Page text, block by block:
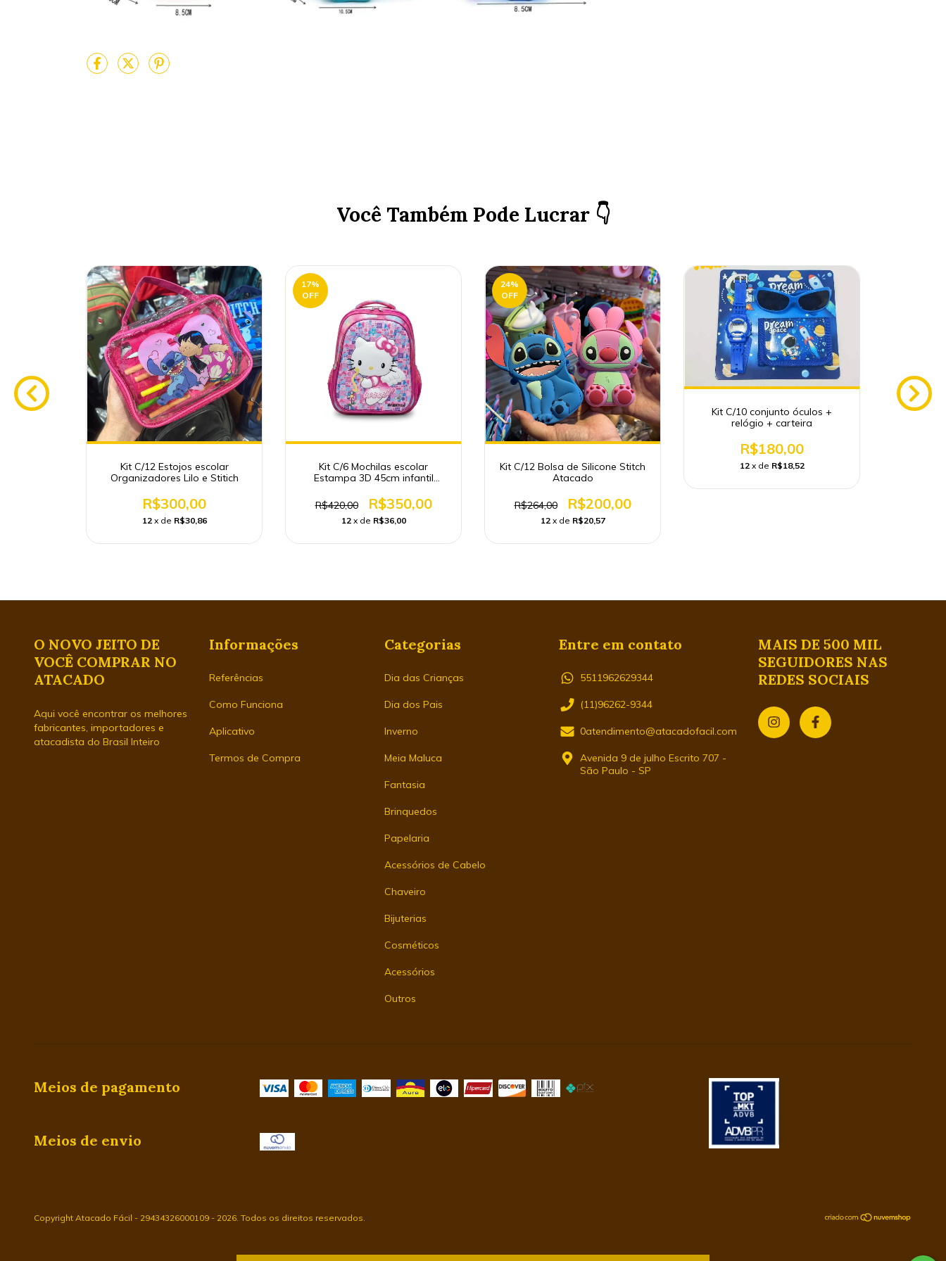
Você Também Pode Lucrar 👇
Kit C/12 Estojos escolar
Organizadores Lilo e Stitich
R$300,00
12 x de R$30,86
17%
OFF
Kit C/6 Mochilas escolar
Estampa 3D 45cm infantil
R$420,00
R$350,00
12 x de R$36,00
24%
OFF
Kit C/12 Bolsa de Silicone Stitch
Atacado
R$264,00 R$200,00
12 x de R$20,57
Kit C/10 conjunto óculos +
relógio + carteira
R$180,00
12 x de R$18,52
O NOVO JEITO DE
VOCÊ COMPRAR NO
ATACADO
Aqui você encontrar os melhores
fabricantes, importadores e
atacadista do Brasil Inteiro
Informações
Referências
Como Funciona
Aplicativo
Termos de Compra
Categorias
Dia das Crianças
Dia dos Pais
Inverno
Meia Maluca
Fantasia
Brinquedos
Papelaria
Acessórios de Cabelo
Chaveiro
Bijuterias
Cosméticos
Acessórios
Outros
Entre em contato
5511962629344
(11)96262-9344
0atendimento@atacadofacil.com
Avenida 9 de julho Escrito 707 -
São Paulo - SP
MAIS DE 500 MIL
SEGUIDORES NAS
REDES SOCIAIS
Meios de pagamento
Meios de envio
Copyright Atacado Fácil - 29434326000109 - 2026. Todos os direitos reservados.